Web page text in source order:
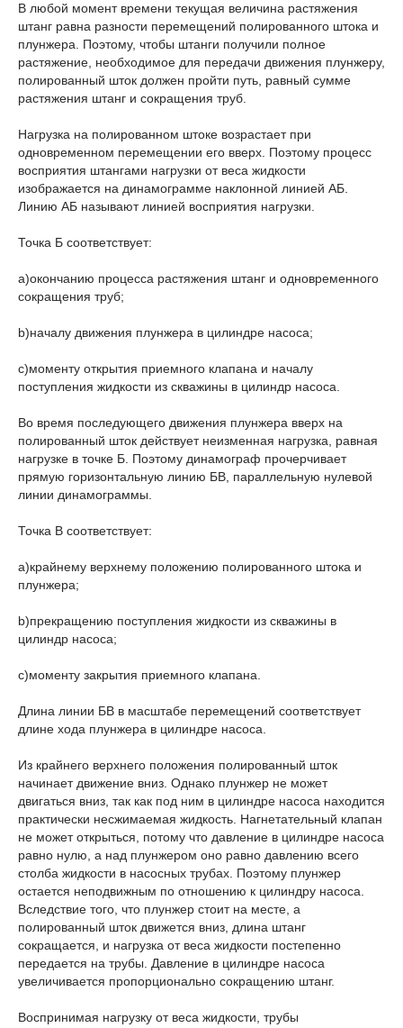
В любой момент времени текущая величина растяжения
штанг равна разности перемещений полированного штока и
плунжера. Поэтому, чтобы штанги получили полное
растяжение, необходимое для передачи движения плунжеру,
полированный шток должен пройти путь, равный сумме
растяжения штанг и сокращения труб.
Нагрузка на полированном штоке возрастает при
одновременном перемещении его вверх. Поэтому процесс
восприятия штангами нагрузки от веса жидкости
изображается на динамограмме наклонной линией АБ.
Линию АБ называют линией восприятия нагрузки.
Точка Б соответствует:
a)окончанию процесса растяжения штанг и одновременного
сокращения труб;
b)началу движения плунжера в цилиндре насоса;
c)моменту открытия приемного клапана и началу
поступления жидкости из скважины в цилиндр насоса.
Во время последующего движения плунжера вверх на
полированный шток действует неизменная нагрузка, равная
нагрузке в точке Б. Поэтому динамограф прочерчивает
прямую горизонтальную линию БВ, параллельную нулевой
линии динамограммы.
Точка В соответствует:
a)крайнему верхнему положению полированного штока и
плунжера;
b)прекращению поступления жидкости из скважины в
цилиндр насоса;
c)моменту закрытия приемного клапана.
Длина линии БВ в масштабе перемещений соответствует
длине хода плунжера в цилиндре насоса.
Из крайнего верхнего положения полированный шток
начинает движение вниз. Однако плунжер не может
двигаться вниз, так как под ним в цилиндре насоса находится
практически несжимаемая жидкость. Нагнетательный клапан
не может открыться, потому что давление в цилиндре насоса
равно нулю, а над плунжером оно равно давлению всего
столба жидкости в насосных трубах. Поэтому плунжер
остается неподвижным по отношению к цилиндру насоса.
Вследствие того, что плунжер стоит на месте, а
полированный шток движется вниз, длина штанг
сокращается, и нагрузка от веса жидкости постепенно
передается на трубы. Давление в цилиндре насоса
увеличивается пропорционально сокращению штанг.
Воспринимая нагрузку от веса жидкости, трубы